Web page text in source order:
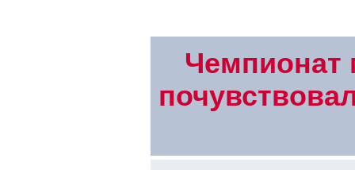
Чемпионат